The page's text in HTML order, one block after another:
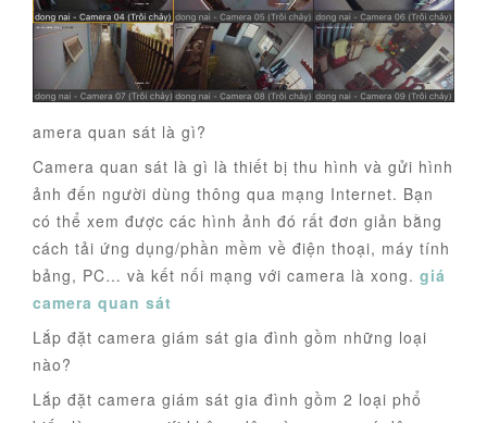
amera quan sát là gì?
Camera quan sát là gì là thiết bị thu hình và gửi hình
ảnh đến người dùng thông qua mạng Internet. Bạn
có thể xem được các hình ảnh đó rất đơn giản bằng
cách tải ứng dụng/phần mềm về điện thoại, máy tính
bảng, PC… và kết nối mạng với camera là xong. giá
camera quan sát
Lắp đặt camera giám sát gia đình gồm những loại
nào?
Lắp đặt camera giám sát gia đình gồm 2 loại phổ